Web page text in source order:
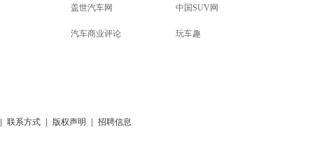
盖世汽车网 中国SUV网
汽车商业评论 玩车趣
| 联系方式 | 版权声明 | 招聘信息